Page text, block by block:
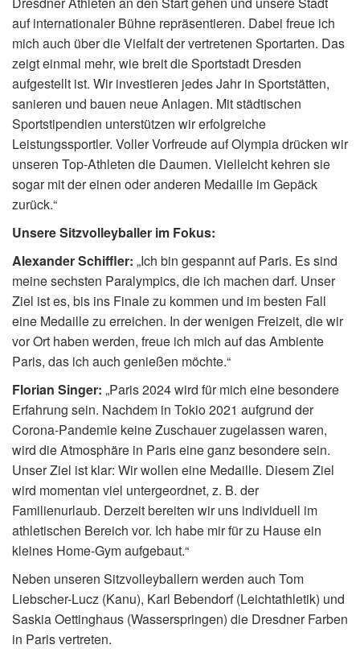
auf internationaler Bühne repräsentieren. Dabei freue ich
mich auch über die Vielfalt der vertretenen Sportarten. Das
zeigt einmal mehr, wie breit die Sportstadt Dresden
aufgestellt ist. Wir investieren jedes Jahr in Sportstätten,
sanieren und bauen neue Anlagen. Mit städtischen
Sportstipendien unterstützen wir erfolgreiche
Leistungssportler. Voller Vorfreude auf Olympia drücken wir
unseren Top-Athleten die Daumen. Vielleicht kehren sie
sogar mit der einen oder anderen Medaille im Gepäck
zurück.“
Unsere Sitzvolleyballer im Fokus:
Alexander Schiffler: „Ich bin gespannt auf Paris. Es sind
meine sechsten Paralympics, die ich machen darf. Unser
Ziel ist es, bis ins Finale zu kommen und im besten Fall
eine Medaille zu erreichen. In der wenigen Freizeit, die wir
vor Ort haben werden, freue ich mich auf das Ambiente
Paris, das ich auch genießen möchte.“
Florian Singer: „Paris 2024 wird für mich eine besondere
Erfahrung sein. Nachdem in Tokio 2021 aufgrund der
Corona-Pandemie keine Zuschauer zugelassen waren,
wird die Atmosphäre in Paris eine ganz besondere sein.
Unser Ziel ist klar: Wir wollen eine Medaille. Diesem Ziel
wird momentan viel untergeordnet, z. B. der
Familienurlaub. Derzeit bereiten wir uns individuell im
athletischen Bereich vor. Ich habe mir für zu Hause ein
kleines Home-Gym aufgebaut.“
Neben unseren Sitzvolleyballern werden auch Tom
Liebscher-Lucz (Kanu), Karl Bebendorf (Leichtathletik) und
Saskia Oettinghaus (Wasserspringen) die Dresdner Farben
in Paris vertreten.